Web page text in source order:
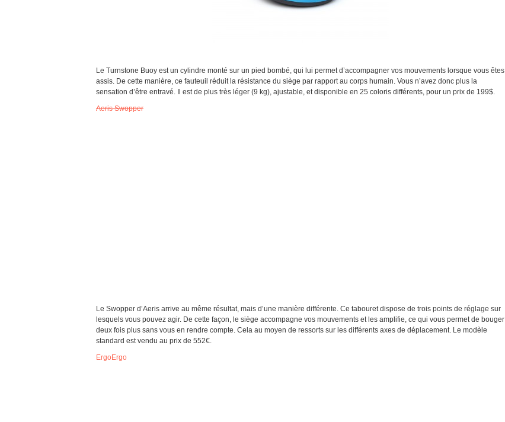
Le Turnstone Buoy est un cylindre monté sur un pied bombé, qui lui permet d’accompagner vos mouvements lorsque vous êtes
assis. De cette manière, ce fauteuil réduit la résistance du siège par rapport au corps humain. Vous n’avez donc plus la
sensation d’être entravé. Il est de plus très léger (9 kg), ajustable, et disponible en 25 coloris différents, pour un prix de 199$.
Aeris Swopper
Le Swopper d’Aeris arrive au même résultat, mais d’une manière différente. Ce tabouret dispose de trois points de réglage sur
lesquels vous pouvez agir. De cette façon, le siège accompagne vos mouvements et les amplifie, ce qui vous permet de bouger
deux fois plus sans vous en rendre compte. Cela au moyen de ressorts sur les différents axes de déplacement. Le modèle
standard est vendu au prix de 552€.
ErgoErgo